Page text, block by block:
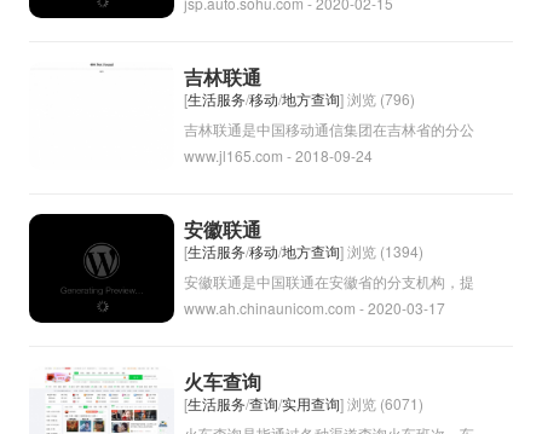
及具体的违章内容和处罚情况的服务或功能。
违章情况，避免因违章而受到处罚或影响到自
己的交通记录。通常可以通过交通管理部门的
官方网站、APP或第三方平台进行违章查询。
吉林联通
[生活服务/移动/地方查询] 浏览 (796)
吉林联通是中国移动通信集团在吉林省的分公
司，提供移动通信服务及相关业务。作为中国
户提供高质量的通信服务，包括手机、固定电
话、宽带等。同时，吉林联通也积极推动新技
术和新业务的发展，以满足用户不断增长的通
信需求。
www.jl165.com - 2018-09-24
安徽联通
[生活服务/移动/地方查询] 浏览 (1394)
安徽联通是中国联通在安徽省的分支机构，提
供移动通信服务和互联网服务等。作为中国联
业提供优质的通信服务。
www.ah.chinaunicom.com - 2020-03-17
火车查询
[生活服务/查询/实用查询] 浏览 (6071)